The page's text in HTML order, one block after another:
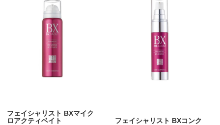
フェイシャリスト BXマイク
ロアクティベイト
フェイシャリスト BXコンク